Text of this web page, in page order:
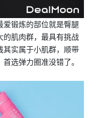
爱锻炼的部位就是臀腿
的肌肉群，最具有挑战
其实属于小肌群，顺带
选弹力圈准没错了。